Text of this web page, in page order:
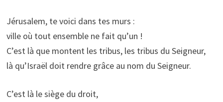
Jérusalem, te voici dans tes murs :
ville où tout ensemble ne fait qu’un !
C’est là que montent les tribus, les tribus du Seigneur,
là qu’Israël doit rendre grâce au nom du Seigneur.
C’est là le siège du droit,